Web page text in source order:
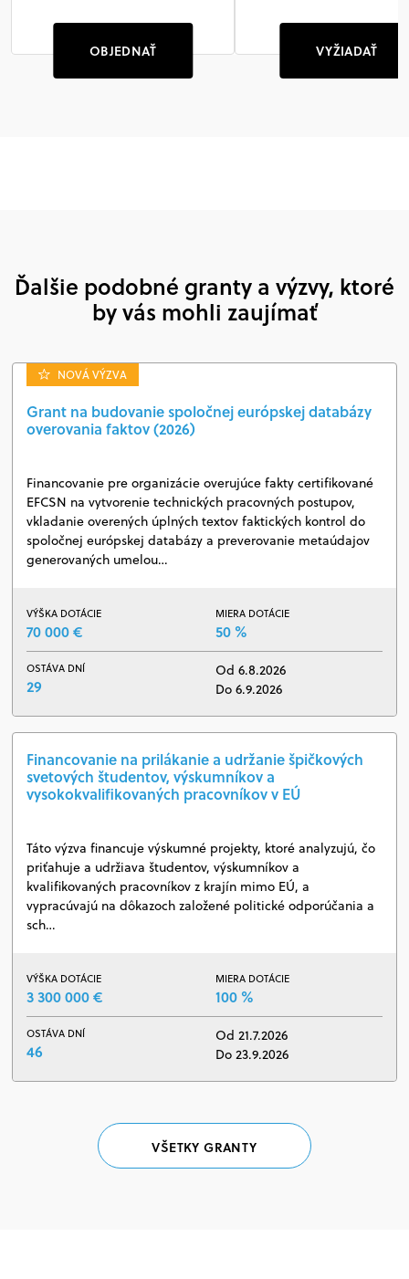
OBJEDNAŤ VYŽIADAŤ
Ďalšie podobné granty a výzvy, ktoré
by vás mohli zaujímať
NOVÁ VÝZVA
Grant na budovanie spoločnej európskej databázy
overovania faktov (2026)
Financovanie pre organizácie overujúce fakty certifikované
EFCSN na vytvorenie technických pracovných postupov,
vkladanie overených úplných textov faktických kontrol do
spoločnej európskej databázy a preverovanie metaúdajov
generovaných umelou…
VÝŠKA DOTÁCIE
70 000 €
MIERA DOTÁCIE
50 %
OSTÁVA DNÍ
29
Od 6.8.2026
Do 6.9.2026
Financovanie na prilákanie a udržanie špičkových
svetových študentov, výskumníkov a
vysokokvalifikovaných pracovníkov v EÚ
Táto výzva financuje výskumné projekty, ktoré analyzujú, čo
priťahuje a udržiava študentov, výskumníkov a
kvalifikovaných pracovníkov z krajín mimo EÚ, a
vypracúvajú na dôkazoch založené politické odporúčania a
sch…
VÝŠKA DOTÁCIE
3 300 000 €
MIERA DOTÁCIE
100 %
OSTÁVA DNÍ
46
Od 21.7.2026
Do 23.9.2026
VŠETKY GRANTY